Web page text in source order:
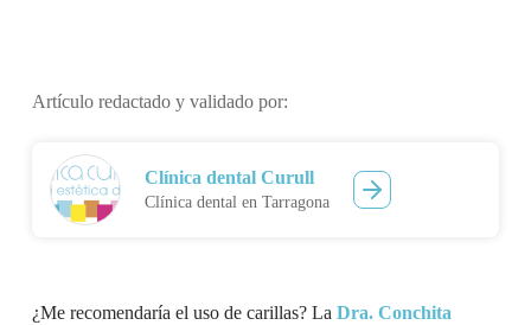
Artículo redactado y validado por:
Clínica dental Curull
Clínica dental en Tarragona
¿Me recomendaría el uso de carillas? La Dra. Conchita